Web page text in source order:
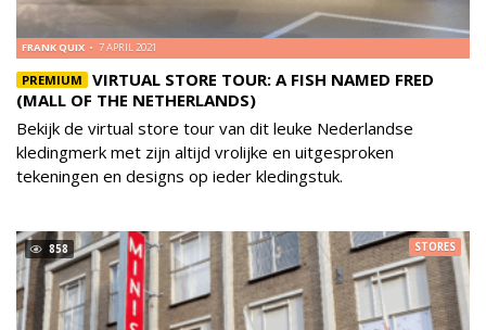
PREMIUM
VIRTUAL STORE TOUR: A FISH NAMED FRED
(MALL OF THE NETHERLANDS)
FRANK QUIX 7 APRIL 2021
Bekijk de virtual store tour van dit leuke Nederlandse
kledingmerk met zijn altijd vrolijke en uitgesproken
tekeningen en designs op ieder kledingstuk.
858 STORES